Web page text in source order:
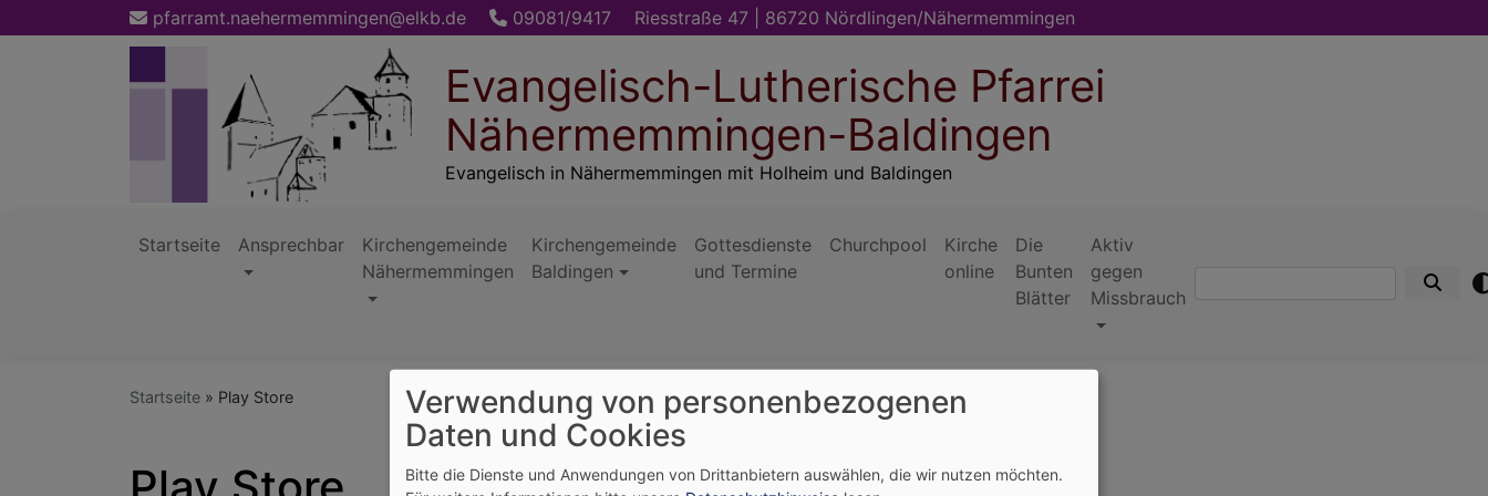
zum
pfarramt.naehermemmingen@elkb.de 09081/9417 Riesstraße 47 | 86720 Nördlingen/Nähermemmingen
Evangelisch-Lutherische Pfarrei
Nähermemmingen-Baldingen
Evangelisch in Nähermemmingen mit Holheim und Baldingen
Hauptnavigation
Startseite Ansprechbar
Kirchengemeinde
Nähermemmingen
Kirchengemeinde
Baldingen
Gottesdienste
und Termine
Churchpool
Kirche
online
Die
Bunten
Blätter
Aktiv
gegen
Missbrauch
Startseite Play Store
Verwendung von personenbezogenen
Daten und Cookies
Bitte die Dienste und Anwendungen von Drittanbietern auswählen, die wir nutzen möchten.